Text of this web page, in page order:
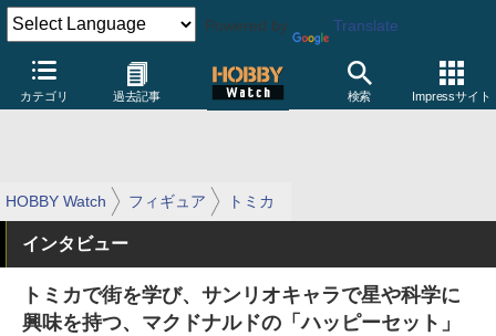
Powered by Translate
カテゴリ 過去記事 検索 Impressサイト
HOBBY Watch フィギュア トミカ
インタビュー
トミカで街を学び、サンリオキャラで星や科学に
興味を持つ、マクドナルドの「ハッピーセット」